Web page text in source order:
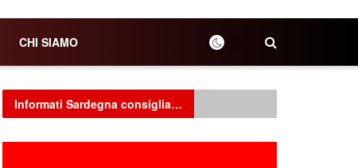
CHI SIAMO
Informati Sardegna consiglia…